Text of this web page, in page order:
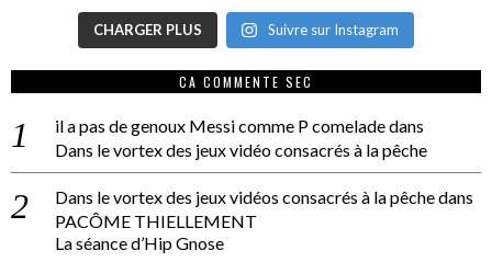
CHARGER PLUS Suivre sur Instagram
CA COMMENTE SEC
il a pas de genoux Messi comme P comeladedans
Dans le vortex des jeux vidéo consacrés à la pêche
Dans le vortex des jeux vidéos consacrés à la pêchedans
PACÔME THIELLEMENT
La séance d’Hip Gnose